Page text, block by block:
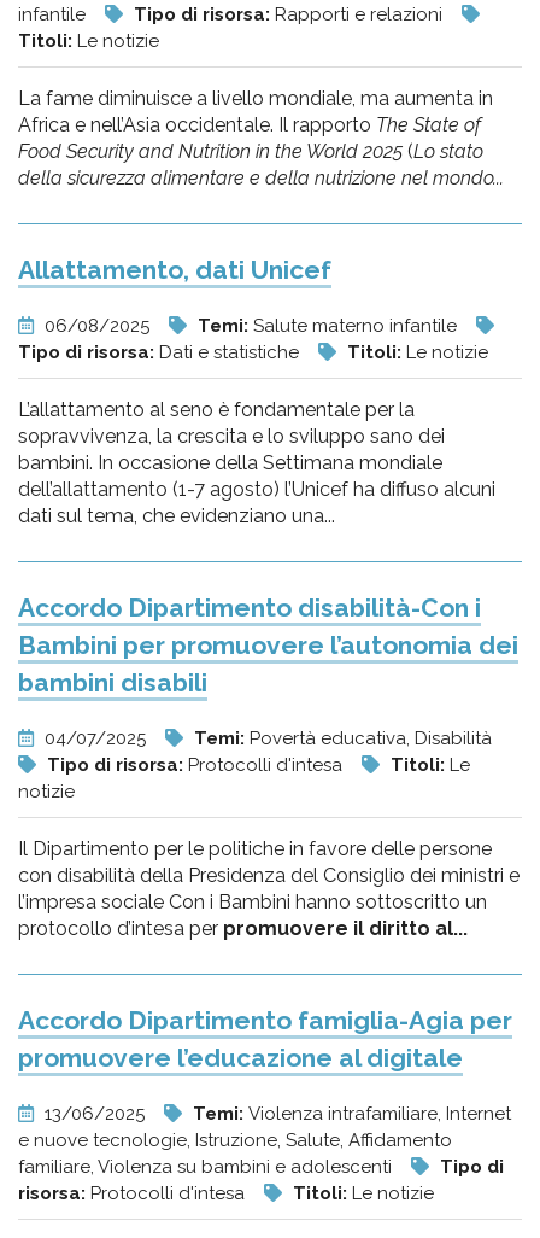
infantile
Tipo di risorsa: Rapporti e relazioni
Titoli: Le notizie
La fame diminuisce a livello mondiale, ma aumenta in
Africa e nell’Asia occidentale. Il rapporto The State of
Food Security and Nutrition in the World 2025 (Lo stato
della sicurezza alimentare e della nutrizione nel mondo...
Allattamento, dati Unicef
06/08/2025 Temi: Salute materno infantile
Tipo di risorsa: Dati e statistiche Titoli: Le notizie
L’allattamento al seno è fondamentale per la
sopravvivenza, la crescita e lo sviluppo sano dei
bambini. In occasione della Settimana mondiale
dell’allattamento (1-7 agosto) l’Unicef ha diffuso alcuni
dati sul tema, che evidenziano una...
Accordo Dipartimento disabilità-Con i
Bambini per promuovere l’autonomia dei
bambini disabili
04/07/2025 Temi: Povertà educativa, Disabilità
Tipo di risorsa: Protocolli d'intesa Titoli: Le
notizie
Il Dipartimento per le politiche in favore delle persone
con disabilità della Presidenza del Consiglio dei ministri e
l’impresa sociale Con i Bambini hanno sottoscritto un
protocollo d’intesa per promuovere il diritto al...
Accordo Dipartimento famiglia-Agia per
promuovere l’educazione al digitale
13/06/2025 Temi: Violenza intrafamiliare, Internet
e nuove tecnologie, Istruzione, Salute, Affidamento
familiare, Violenza su bambini e adolescenti
Tipo di
risorsa: Protocolli d'intesa Titoli: Le notizie